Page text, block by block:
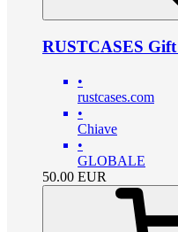
RUSTCASES
•
rustcases.com
•
Chiave
•
GLOBALE
50.00 EUR